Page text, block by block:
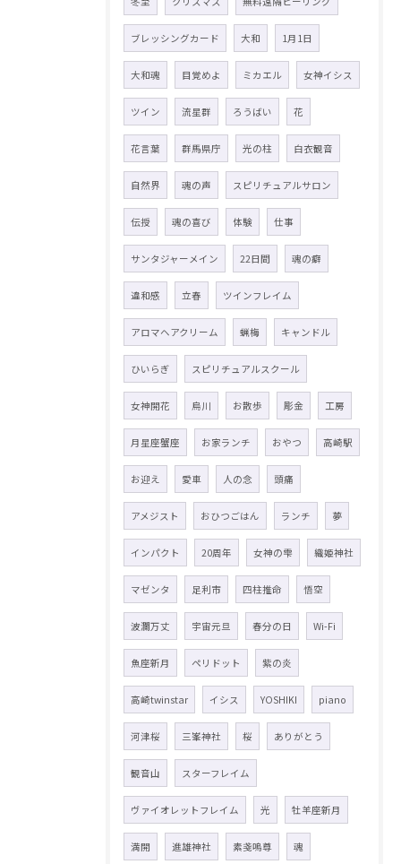
ブレッシングカード 大和 1月1日
大和魂 目覚めよ ミカエル 女神イシス
ツイン 流星群 ろうばい 花
花言葉 群馬県庁 光の柱 白衣観音
自然界 魂の声 スピリチュアルサロン
伝授 魂の喜び 体験 仕事
サンタジャーメイン 22日間 魂の癖
違和感 立春 ツインフレイム
アロマヘアクリーム 蝋梅 キャンドル
ひいらぎ スピリチュアルスクール
女神開花 烏川 お散歩 彫金 工房
月星座蟹座 お家ランチ おやつ 高崎駅
お迎え 愛車 人の念 頭痛
アメジスト おひつごはん ランチ 夢
インパクト 20周年 女神の雫 織姫神社
マゼンタ 足利市 四柱推命 悟空
波瀾万丈 宇宙元旦 春分の日 Wi-Fi
魚座新月 ペリドット 紫の炎
高崎twinstar イシス YOSHIKI piano
河津桜 三峯神社 桜 ありがとう
観音山 スターフレイム
ヴァイオレットフレイム 光 牡羊座新月
満開 進雄神社 素戔嗚尊 魂